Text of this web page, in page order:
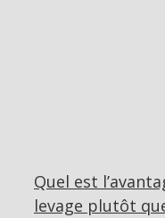
Quel est
levage plutôt